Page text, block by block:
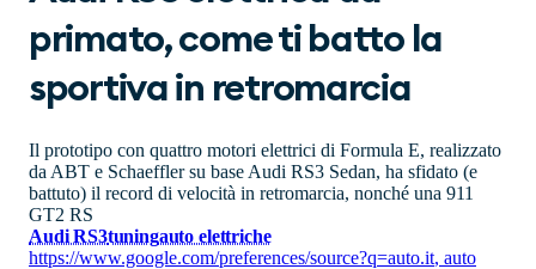
primato, come ti batto la
sportiva in retromarcia
Il prototipo con quattro motori elettrici di Formula E, realizzato
da ABT e Schaeffler su base Audi RS3 Sedan, ha sfidato (e
battuto) il record di velocità in retromarcia, nonché una 911
GT2 RS
Audi RS3tuningauto elettriche
https://www.google.com/preferences/source?q=auto.it, auto